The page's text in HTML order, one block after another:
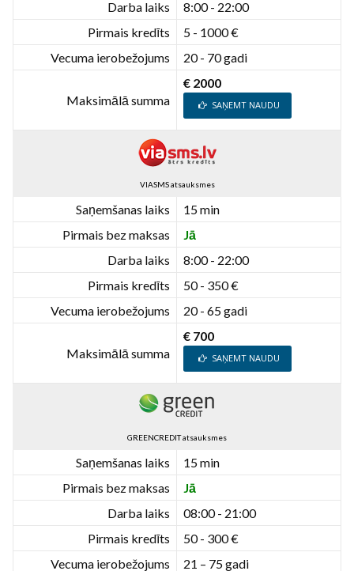
Darba laiks
8:00 - 22:00
Pirmais kredīts
5 - 1000 €
Vecuma ierobežojums
20 - 70 gadi
Maksimālā summa
€ 2000
SAŅEMT NAUDU
VIASMS atsauksmes
Saņemšanas laiks
15 min
Pirmais bez maksas
Jā
Darba laiks
8:00 - 22:00
Pirmais kredīts
50 - 350 €
Vecuma ierobežojums
20 - 65 gadi
Maksimālā summa
€ 700
SAŅEMT NAUDU
GREENCREDIT atsauksmes
Saņemšanas laiks
15 min
Pirmais bez maksas
Jā
Darba laiks
08:00 - 21:00
Pirmais kredīts
50 - 300 €
Vecuma ierobežojums
21 – 75 gadi